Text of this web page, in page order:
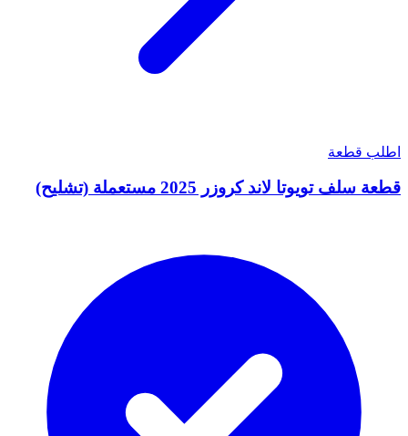
اطلب قطعة
قطعة سلف تويوتا لاند كروزر 2025 مستعملة (تشليح)